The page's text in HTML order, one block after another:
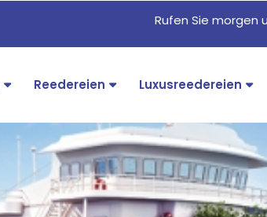
Rufen Sie morgen
Reedereien Luxusreedereien